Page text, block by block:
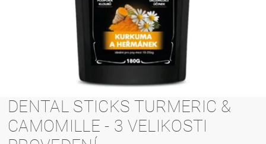
DENTAL STICKS TURMERIC &
CAMOMILLE - 3 VELIKOSTI